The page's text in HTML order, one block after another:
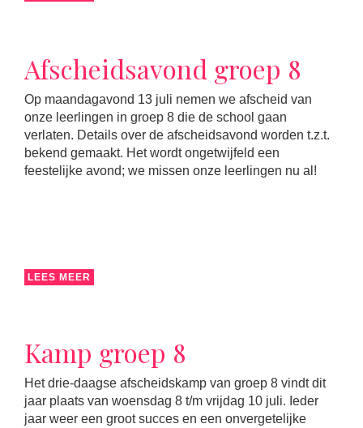
Afscheidsavond groep 8
Op maandagavond 13 juli nemen we afscheid van
onze leerlingen in groep 8 die de school gaan
verlaten. Details over de afscheidsavond worden t.z.t.
bekend gemaakt. Het wordt ongetwijfeld een
feestelijke avond; we missen onze leerlingen nu al!
LEES MEER
Kamp groep 8
Het drie-daagse afscheidskamp van groep 8 vindt dit
jaar plaats van woensdag 8 t/m vrijdag 10 juli. Ieder
jaar weer een groot succes en een onvergetelijke